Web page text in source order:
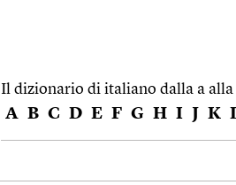
Il dizionario di italiano dalla a alla
A B C D E F G H I J K